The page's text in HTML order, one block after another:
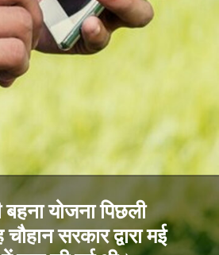
योजना पिछली
सरकार द्वारा मई